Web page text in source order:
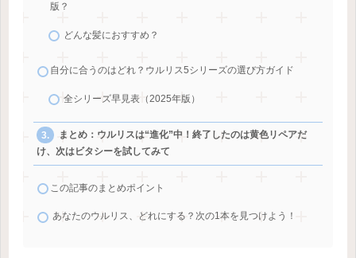
版？
どんな髪におすすめ？
自分に合うのはどれ？ウルリス5シリーズの選び方ガイド
全シリーズ早見表（2025年版）
まとめ：ウルリスは“進化”中！終了したのは黄色リペアだ
け、次はビタシーを試してみて
この記事のまとめポイント
あなたのウルリス、どれにする？次の1本を見つけよう！